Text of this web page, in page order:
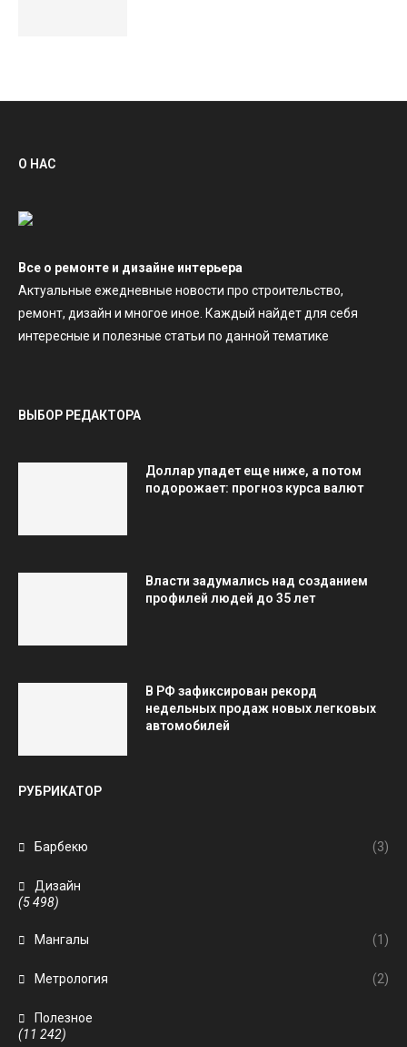
О НАС
Все о ремонте и дизайне интерьера
Актуальные ежедневные новости про строительство,
ремонт, дизайн и многое иное. Каждый найдет для себя
интересные и полезные статьи по данной тематике
ВЫБОР РЕДАКТОРА
Доллар упадет еще ниже, а потом
подорожает: прогноз курса валют
Власти задумались над созданием
профилей людей до 35 лет
В РФ зафиксирован рекорд
недельных продаж новых легковых
автомобилей
РУБРИКАТОР
Барбекю (3)
Дизайн
(5 498)
Мангалы (1)
Метрология (2)
Полезное
(11 242)